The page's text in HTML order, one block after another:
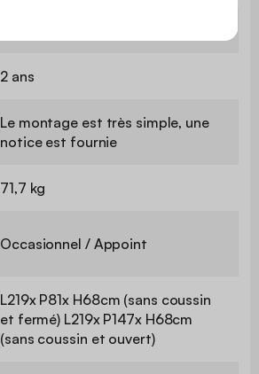
2 ans
Le montage est très simple, une
notice est fournie
71,7 kg
Occasionnel / Appoint
L219x P81x H68cm (sans coussin
et fermé) L219x P147x H68cm
(sans coussin et ouvert)